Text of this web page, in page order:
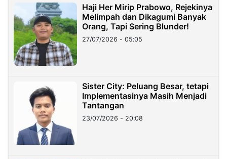
Haji Her Mirip Prabowo, Rejekinya
Melimpah dan Dikagumi Banyak
Orang, Tapi Sering Blunder!
27/07/2026 - 05:05
Sister City: Peluang Besar, tetapi
Implementasinya Masih Menjadi
Tantangan
23/07/2026 - 20:08